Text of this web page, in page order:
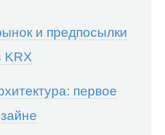
и предпосылки
KRX
первое